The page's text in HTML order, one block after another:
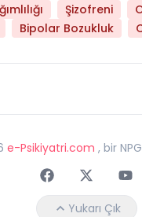
Şizofreni
Bipolar Bozukluk
e-Psikiyatri.com , bir
FaceebokTwitter
Yukarı Çık